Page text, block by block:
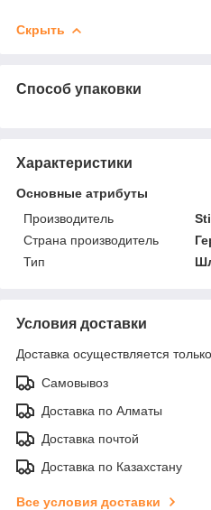
Скрыть
Способ упаковки
Характеристики
Основные атрибуты
Производитель
Страна производитель
Тип
Условия доставки
Доставка осуществляется
Самовывоз
Доставка по Алматы
Доставка почтой
Доставка по Казахстану
Все условия доставки